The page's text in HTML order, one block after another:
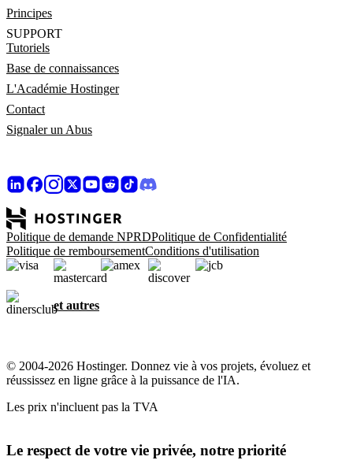
Principes
SUPPORT
Tutoriels
Base de connaissances
L'Académie Hostinger
Contact
Signaler un Abus
Politique de demande NPRDPolitique de Confidentialité
Politique de remboursementConditions d'utilisation
et autres
© 2004-2026 Hostinger. Donnez vie à vos projets, évoluez et
réussissez en ligne grâce à la puissance de l'IA.
Les prix n'incluent pas la TVA
Le respect de votre vie privée, notre priorité